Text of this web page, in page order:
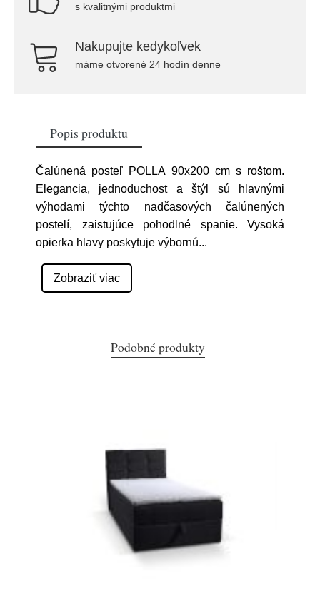
s kvalitnými produktmi
Nakupujte kedykoľvek
máme otvorené 24 hodín denne
Popis produktu
Čalúnená posteľ POLLA 90x200 cm s roštom.
Elegancia, jednoduchost a štýl sú hlavnými
výhodami týchto nadčasových čalúnených
postelí, zaistujúce pohodlné spanie. Vysoká
opierka hlavy poskytuje výbornú...
Zobraziť viac
Podobné produkty